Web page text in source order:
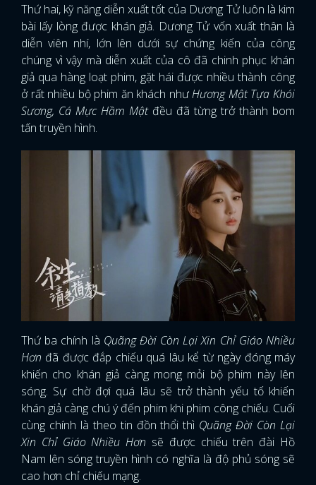
Thứ hai, kỹ năng diễn xuất tốt của Dương Tử luôn là kim
bài lấy lòng được khán giả. Dương Tử vốn xuất thân là
diễn viên nhí, lớn lên dưới sự chứng kiến của công
chúng vì vậy mà diễn xuất của cô đã chinh phục khán
giả qua hàng loạt phim, gặt hái được nhiều thành công
ở rất nhiều bộ phim ăn khách nhưHương Mật Tựa Khói
Sương, Cá Mực Hầm Mậtđều đã từng trở thành bom
tấn truyền hình.
Thứ ba chính là Quãng Đời Còn Lại Xin Chỉ Giáo Nhiều
Hơn đã được đắp chiếu quá lâu kể từ ngày đóng máy
khiến cho khán giả càng mong mỏi bộ phim này lên
sóng. Sự chờ đợi quá lâu sẽ trở thành yếu tố khiến
khán giả càng chú ý đến phim khi phim công chiếu. Cuối
cùng chính là theo tin đồn thổi thì Quãng Đời Còn Lại
Xin Chỉ Giáo Nhiều Hơn sẽ được chiếu trên đài Hồ
Nam lên sóng truyền hình có nghĩa là độ phủ sóng sẽ
cao hơn chỉ chiếu mạng.